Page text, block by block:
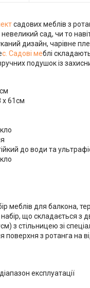
садових меблів з
сад, чи то
дизайн, чарівне
c. Садові меблі
подушок із
х 61см
до води та
меблів для балкона,
що складається з
з стільницею зі
поверхня з ротанга на
експлуатації